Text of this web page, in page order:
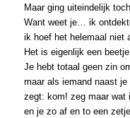
Maar ging uiteindelijk
Want weet je… ik
ik hoef het helemaal niet
Het is eigenlijk een
Je hebt totaal geen zin
maar als iemand naast je
zegt: kom! zeg maar wat
en je zo af en to een